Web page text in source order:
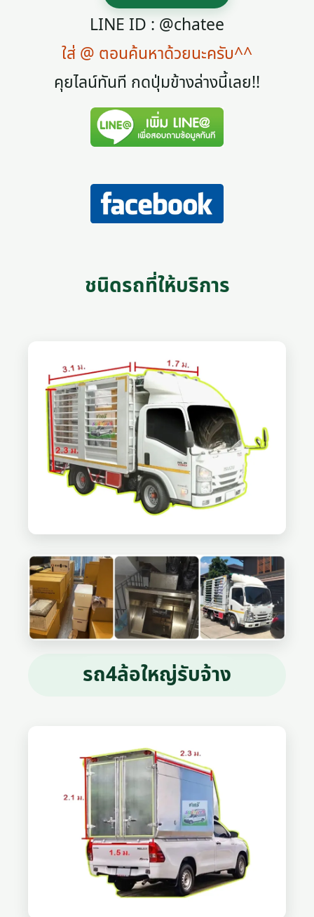
LINE ID : @chatee
ใส่ @ ตอนค้นหาด้วยนะครับ^^
คุยไลน์ทันที กดปุ่มข้างล่างนี้เลย!!
ชนิดรถที่ให้บริการ
รถ4ล้อใหญ่รับจ้าง